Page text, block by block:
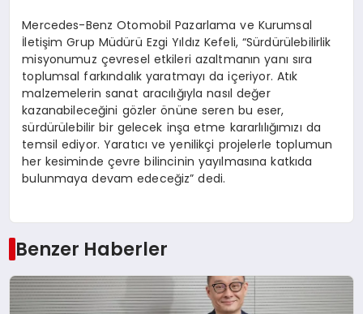
Mercedes-Benz Otomobil Pazarlama ve Kurumsal
İletişim Grup Müdürü Ezgi Yıldız Kefeli, “Sürdürülebilirlik
misyonumuz çevresel etkileri azaltmanın yanı sıra
toplumsal farkındalık yaratmayı da içeriyor. Atık
malzemelerin sanat aracılığıyla nasıl değer
kazanabileceğini gözler önüne seren bu eser,
sürdürülebilir bir gelecek inşa etme kararlılığımızı da
temsil ediyor. Yaratıcı ve yenilikçi projelerle toplumun
her kesiminde çevre bilincinin yayılmasına katkıda
bulunmaya devam edeceğiz” dedi.
Benzer Haberler